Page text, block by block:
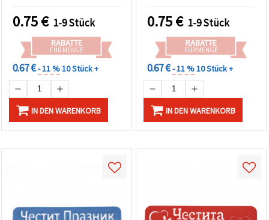
0.75€ 1-9 Stück
RABATTE
FÜR MENGE
0.67 €- 11 %10 Stück +
IN DEN WARENKORB
0.75€ 1-9 Stück
RABATTE
FÜR MENGE
0.67 €- 11 %10 Stück +
IN DEN WARENKORB